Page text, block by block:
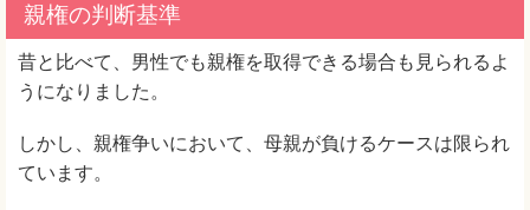
親権の判断基準
昔と比べて、男性でも親権を取得できる場合も見られるよ
うになりました。
しかし、親権争いにおいて、母親が負けるケースは限られ
ています。